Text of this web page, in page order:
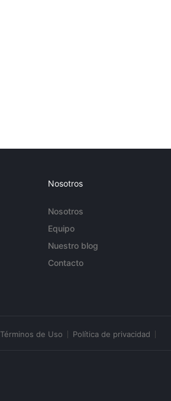
Nosotros
Nosotros
Equipo
Nuestro blog
Contacto
Términos de Uso Política de privacidad